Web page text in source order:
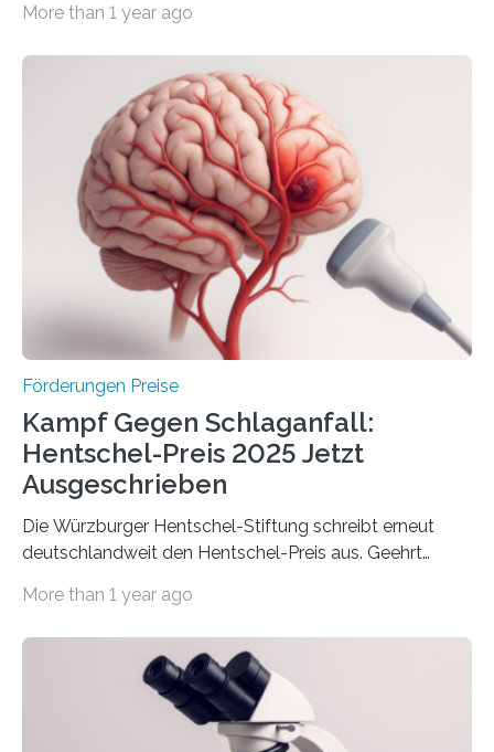
Überplanmäßige Verpflichtungsermächtigungen in
Woche vom Haushaltsausschuss freigegeben – unter
anderem zur Unterstützung der
Industrieforschungsprogramme Industrielle
Gemeinschaftsforschung (IGF), Zentrales
Innovationsprogramm Mittelstand (ZIM) und
Innovationskompetenz INNO-KOM. Auf dem
Innovationstag Mittelstand 2025 am 5. Juni 2025 in
Berlin überbrachte das Bundesministerium für
Wirtschaft und Energie eine gute Nachricht:
Überplanmäßige Verpflichtungsermächtigungen in
More than 1 year ago
Förderungen Preise
Kampf Gegen Schlaganfall:
Hentschel-Preis 2025 Jetzt
Ausgeschrieben
Die Würzburger Hentschel-Stiftung schreibt erneut
deutschlandweit den Hentschel-Preis aus. Geehrt
hochrangige wissenschaftliche Publikation zum Thema
Schlaganfall“ mit Sitz in Würzburg fördert die
Schlaganfallforschung, um die Behandlung der
Betroffenen zu verbessern. Dazu schreibt sie auch in
diesem Jahr wieder deutschlandweit den Hentschel-
More than 1 year ago